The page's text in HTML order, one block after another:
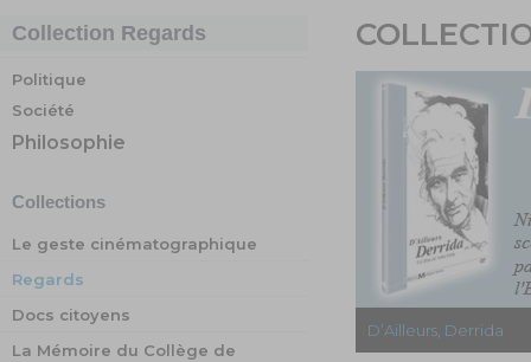
Collection Regards
Politique
Société
Philosophie
Collections
Le geste cinématographique
Regards
Docs citoyens
La Mémoire du Collège de
D’Ailleurs, Derrida